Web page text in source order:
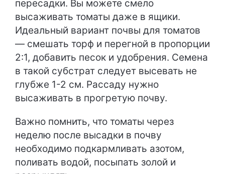
пересадки. Вы можете смело
высаживать томаты даже в ящики.
Идеальный вариант почвы для томатов
— смешать торф и перегной в пропорции
2:1, добавить песок и удобрения. Семена
в такой субстрат следует высевать не
глубже 1-2 см. Рассаду нужно
высаживать в прогретую почву.
Важно помнить, что томаты через
неделю после высадки в почву
необходимо подкармливать азотом,
поливать водой, посыпать золой и